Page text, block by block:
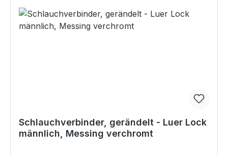
Schlauchverbinder, gerändelt - Luer Lock
männlich, Messing verchromt